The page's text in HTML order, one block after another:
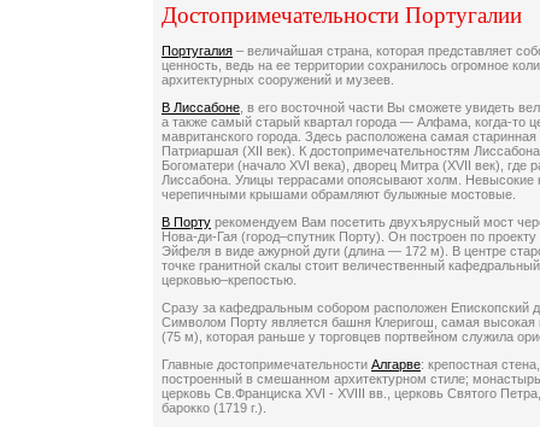
Достопримечательности Португалии
Португалия – величайшая страна, которая представляет
ценность, ведь на ее территории сохранилось огромное
архитектурных сооружений и музеев.
В Лиссабоне, в его восточной части Вы сможете увидеть
а также самый старый квартал города — Алфама, когда-то
мавританского города. Здесь расположена самая
Патриаршая (XII век). К достопримечательностям
Богоматери (начало XVI века), дворец Митра (XVII век), где
Лиссабона. Улицы террасами опоясывают холм. Невысокие
черепичными крышами обрамляют булыжные мостовые.
В Порту рекомендуем Вам посетить двухъярусный мост
Нова-ди-Гая (город–спутник Порту). Он построен по
Эйфеля в виде ажурной дуги (длина — 172 м). В центре
точке гранитной скалы стоит величественный
церковью–крепостью.
Сразу за кафедральным собором расположен Епископский
Символом Порту является башня Клеригош, самая высокая
(75 м), которая раньше у торговцев портвейном служила
Главные достопримечательности Алгарве: крепостная
построенный в смешанном архитектурном стиле;
церковь Св.Франциска XVI - XVIII вв., церковь Святого
барокко (1719 г.).